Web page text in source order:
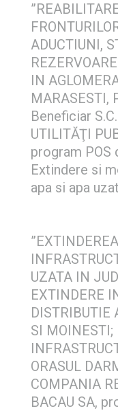
ADUCTIUNI,
IN
MARASESTI,
Beneficiar
UTILITĂŢI
program POS
Extindere si
apa si apa
UZATA IN
EXTINDERE
DISTRIBUTIE
SI MOINESTI;
ORASUL
COMPANIA
BACAU SA,